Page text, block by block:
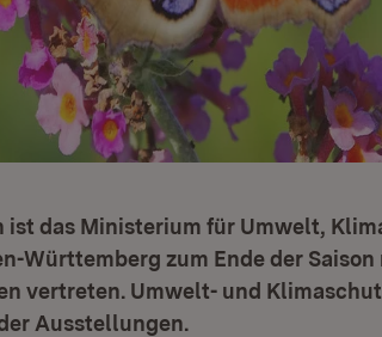
das Ministerium für Umwelt,
Württemberg zum Ende der
vertreten. Umwelt- und
Ausstellungen.